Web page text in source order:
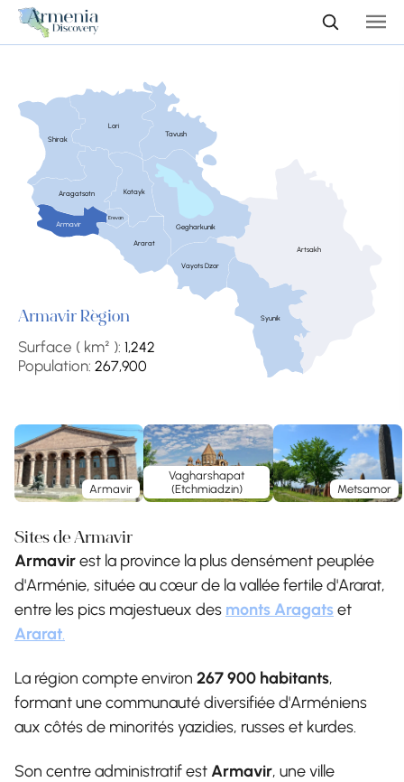
Shirak
Armavir
Aragatsotn
Lori
Kotayk
Ararat
Tavush
Gegharkunik
Vayots Dzor
Syunik
Erevan
Artsakh
Armavir Région
Surface ( km² ): 1,242
Population: 267,900
Sites de Armavir
Armavir
Vagharshapat
(Etchmiadzin)
Metsamor
Armavirest la province la plus densément peuplée
d'Arménie, située au cœur de la vallée fertile d'Ararat,
entre les pics majestueux des monts Aragatset
Ararat.
La région compte environ 267 900 habitants,
formant une communauté diversifiée d'Arméniens
aux côtés de minorités yazidies, russes et kurdes.
Son centre administratif estArmavir, une ville